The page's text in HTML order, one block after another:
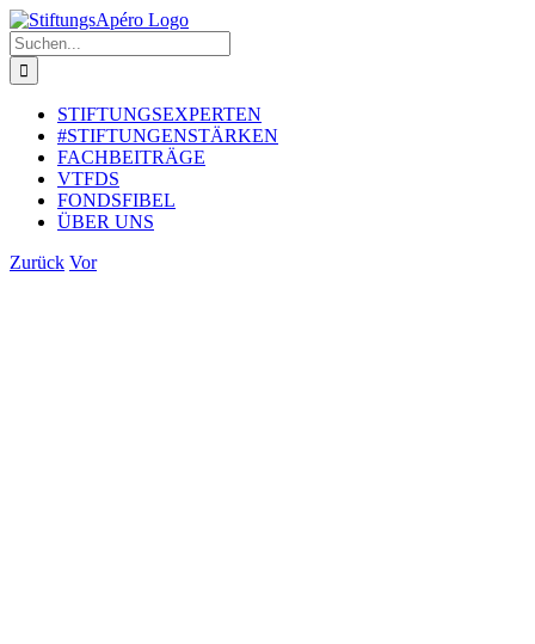
Zum
Inhalt
springen
Suche
nach:
STIFTUNGSEXPERTEN
#STIFTUNGENSTÄRKEN
FACHBEITRÄGE
VTFDS
FONDSFIBEL
ÜBER UNS
Zurück Vor